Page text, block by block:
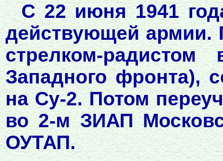
С 22 июня 1941
действующей армии.
стрелком-
Западного фронта),
на Су-2. Потом
во 2-м ЗИАП
ОУТАП.